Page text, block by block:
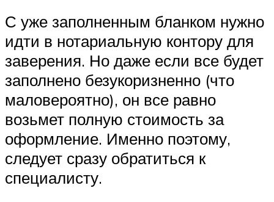
С уже заполненным бланком нужно
идти в нотариальную контору для
заверения. Но даже если все будет
заполнено безукоризненно (что
маловероятно), он все равно
возьмет полную стоимость за
оформление. Именно поэтому,
следует сразу обратиться к
специалисту.